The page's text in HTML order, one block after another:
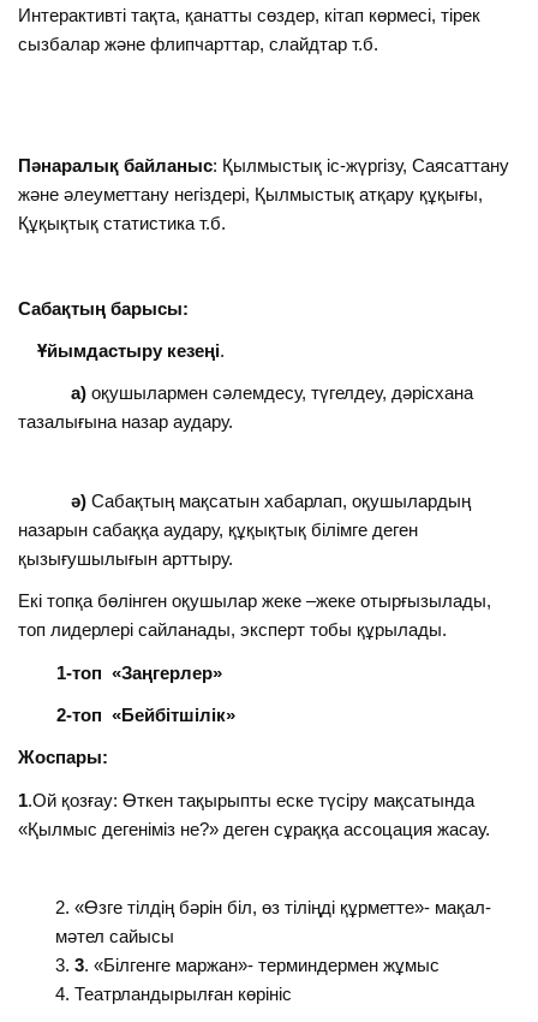
Интерактивті тақта, қанатты сөздер, кітап көрмесі, тірек
сызбалар және флипчарттар, слайдтар т.б.
Пәнаралық байланыс: Қылмыстық іс-жүргізу, Саясаттану
және әлеуметтану негіздері, Қылмыстық атқару құқығы,
Құқықтық статистика т.б.
Сабақтың барысы:
Ұйымдастыру кезеңі.
а) оқушылармен сәлемдесу, түгелдеу, дәрісхана
тазалығына назар аудару.
ә) Сабақтың мақсатын хабарлап, оқушылардың
назарын сабаққа аудару, құқықтық білімге деген
қызығушылығын арттыру.
Екі топқа бөлінген оқушылар жеке –жеке отырғызылады,
топ лидерлері сайланады, эксперт тобы құрылады.
1-топ «Заңгерлер»
2-топ «Бейбітшілік»
Жоспары:
1.Ой қозғау: Өткен тақырыпты еске түсіру мақсатында
«Қылмыс дегеніміз не?» деген сұраққа ассоцация жасау.
«Өзге тілдің бәрін біл, өз тіліңді құрметте»- мақал-
мәтел сайысы
3. «Білгенге маржан»- терминдермен жұмыс
Театрландырылған көрініс